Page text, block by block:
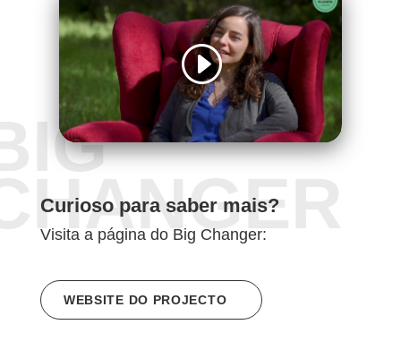
Curioso para saber mais?
Visita a página do Big Changer:
WEBSITE DO PROJECTO